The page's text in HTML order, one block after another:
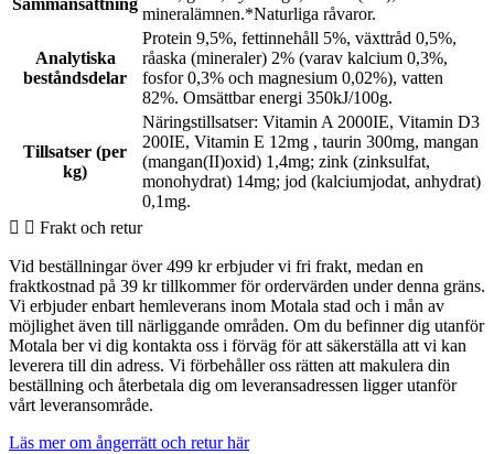
Sammansättning
mineralämnen.*Naturliga råvaror.
Analytiska
beståndsdelar
Protein 9,5%, fettinnehåll 5%, växttråd 0,5%,
råaska (mineraler) 2% (varav kalcium 0,3%,
fosfor 0,3% och magnesium 0,02%), vatten
82%. Omsättbar energi 350kJ/100g.
Tillsatser (per
kg)
Näringstillsatser: Vitamin A 2000IE, Vitamin D3
200IE, Vitamin E 12mg , taurin 300mg, mangan
(mangan(II)oxid) 1,4mg; zink (zinksulfat,
monohydrat) 14mg; jod (kalciumjodat, anhydrat)
0,1mg.
Frakt och retur
Vid beställningar över 499 kr erbjuder vi fri frakt, medan en
fraktkostnad på 39 kr tillkommer för ordervärden under denna gräns.
Vi erbjuder enbart hemleverans inom Motala stad och i mån av
möjlighet även till närliggande områden. Om du befinner dig utanför
Motala ber vi dig kontakta oss i förväg för att säkerställa att vi kan
leverera till din adress. Vi förbehåller oss rätten att makulera din
beställning och återbetala dig om leveransadressen ligger utanför
vårt leveransområde.
Läs mer om ångerrätt och retur här